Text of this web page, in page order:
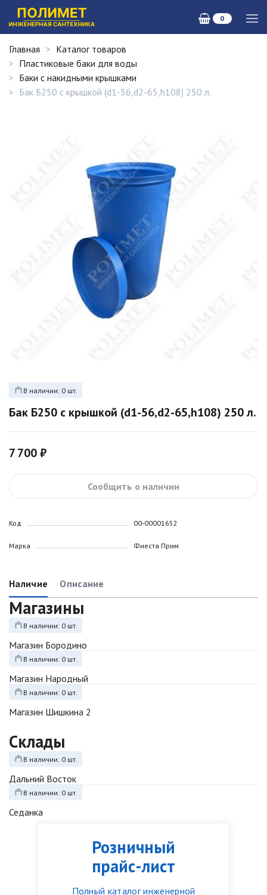
0
Розничный
прайс-лист
Полный каталог инженерной
Главная
Каталог товаров
Пластиковые баки для воды
Баки с накидными крышками
Бак Б250 с крышкой (d1-56,d2-65,h108) 250 л.
В наличии: 0 шт.
Бак Б250 с крышкой (d1-56,d2-65,h108) 250 л.
7 700 ₽
Сообщить о наличии
Код
Марка
00-00001652
Фиеста Прим
Наличие Описание
Магазины
В наличии: 0 шт.
Магазин Бородино
В наличии: 0 шт.
Магазин Народный
В наличии: 0 шт.
Магазин Шишкина 2
Склады
В наличии: 0 шт.
Дальний Восток
В наличии: 0 шт.
Седанка